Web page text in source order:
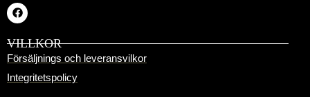
VILLKOR
Försäljnings och leveransvilkor
Integritetspolicy